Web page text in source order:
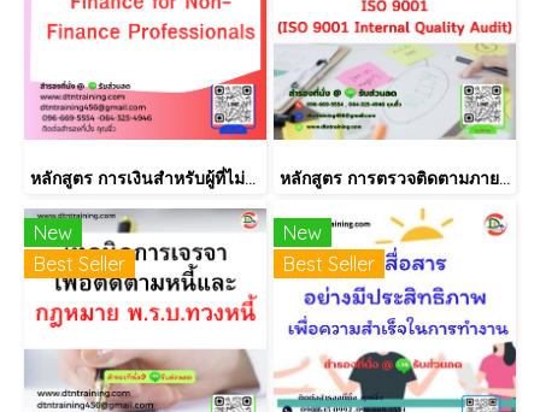
หลักสูตร การเงินสำหรับผู้ที่ไม่ได้มีวิชาชีพด้านการเงิน (Finance for Non-Finance Professionals) หลักสูตร การตรวจติดตามภายใน INTERNAL AUDIT ISO9001:2015
New
Best Seller
New
Best Seller